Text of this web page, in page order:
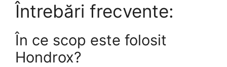
Întrebări frecvente:
În ce scop este folosit
Hondrox?